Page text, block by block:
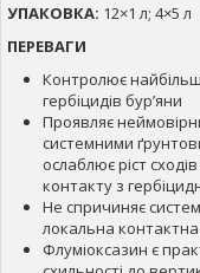
УПАКОВКА: 12×1 л; 4×5 л
ПЕРЕВАГИ
Контролює
гербіцидів бур’яни
Проявляє
системними
ослаблює ріст
контакту з
Не спричиняє
локальна контактна
Флуміоксазин є